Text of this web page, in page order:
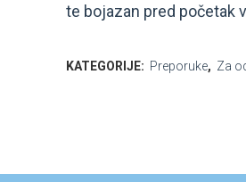
te bojazan pred početak
KATEGORIJE: Preporuke, Za